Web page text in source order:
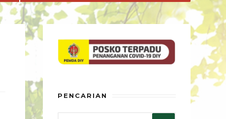
PENCARIAN